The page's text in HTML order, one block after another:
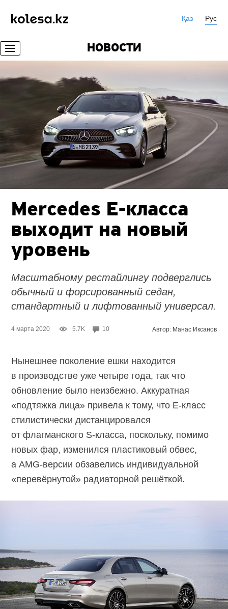
Қаз Рус
НОВОСТИ
Mercedes E-класса
выходит на новый
уровень
Масштабному рестайлингу подверглись
обычный и форсированный седан,
стандартный и лифтованный универсал.
4 марта 2020 5.7K 10 Автор: Манас Иксанов
Нынешнее поколение ешки находится
в производстве уже четыре года, так что
обновление было неизбежно. Аккуратная
«подтяжка лица» привела к тому, что E-класс
стилистически дистанцировался
от флагманского S-класса, поскольку, помимо
новых фар, изменился пластиковый обвес,
а AMG-версии обзавелись индивидуальной
«перевёрнутой» радиаторной решёткой.